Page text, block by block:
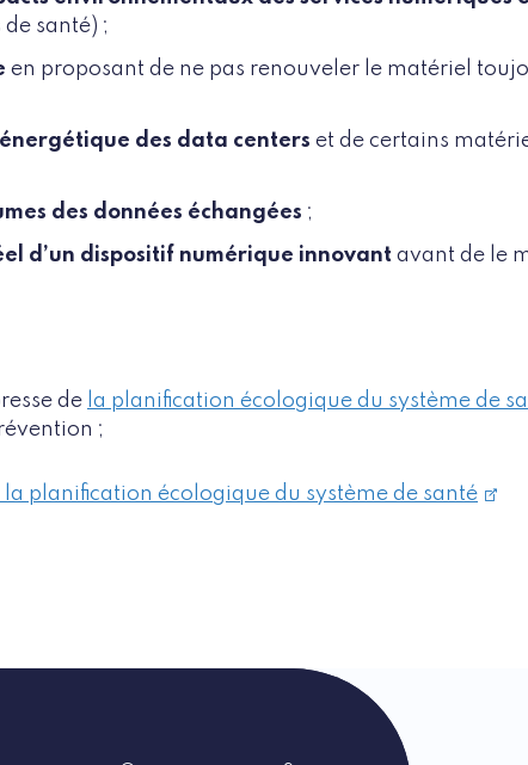
santé) ;
en proposant de ne pas renouveler le matériel
des data centers et de certains
des données échangées ;
d’un dispositif numérique innovant avant de le
de la planification écologique du système de
;
la planification écologique du système de santé